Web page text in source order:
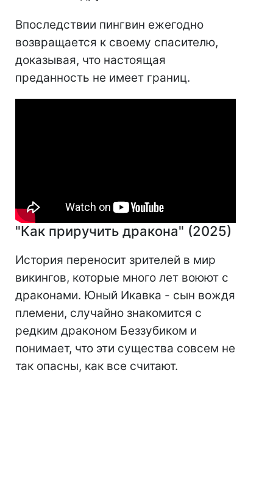
Впоследствии пингвин ежегодно
возвращается к своему спасителю,
доказывая, что настоящая
преданность не имеет границ.
"Как приручить дракона" (2025)
История переносит зрителей в мир
викингов, которые много лет воюют с
драконами. Юный Икавка - сын вождя
племени, случайно знакомится с
редким драконом Беззубиком и
понимает, что эти существа совсем не
так опасны, как все считают.